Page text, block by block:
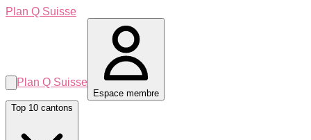
Plan Q Suisse
Plan Q Suisse
Espace membre
Top 10 cantons